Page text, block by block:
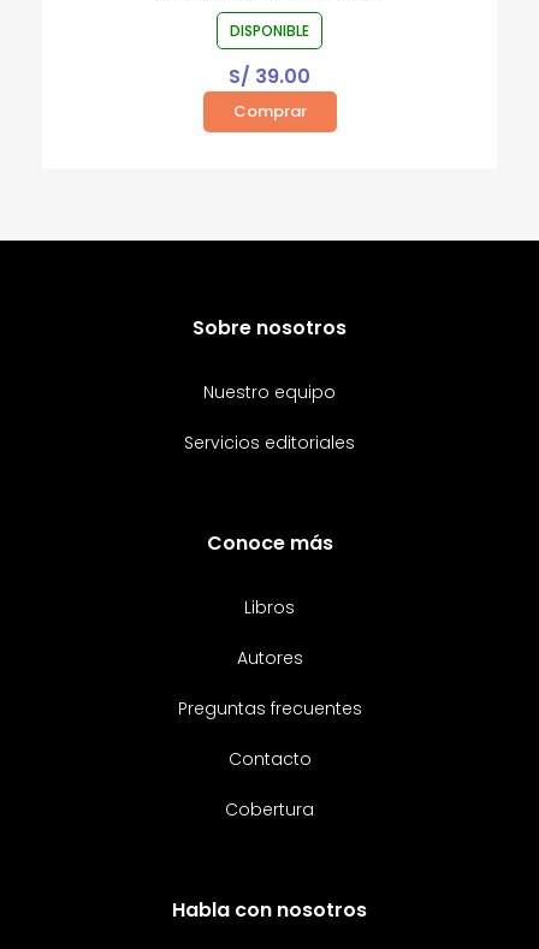
DISPONIBLE
S/ 39.00
Comprar
Sobre nosotros
Nuestro equipo
Servicios editoriales
Conoce más
Libros
Autores
Preguntas frecuentes
Contacto
Cobertura
Habla con nosotros